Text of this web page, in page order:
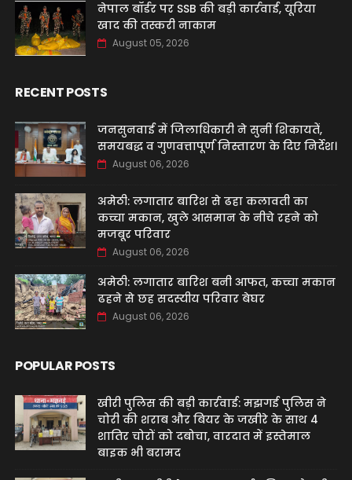
नेपाल बॉर्डर पर SSB की बड़ी कार्रवाई, यूरिया
खाद की तस्करी नाकाम
August 05, 2026
RECENT POSTS
जनसुनवाई में जिलाधिकारी ने सुनीं शिकायतें,
समयबद्ध व गुणवत्तापूर्ण निस्तारण के दिए निर्देश।
August 06, 2026
अमेठी: लगातार बारिश से ढहा कलावती का
कच्चा मकान, खुले आसमान के नीचे रहने को
मजबूर परिवार
August 06, 2026
अमेठी: लगातार बारिश बनी आफत, कच्चा मकान
ढहने से छह सदस्यीय परिवार बेघर
August 06, 2026
POPULAR POSTS
खीरी पुलिस की बड़ी कार्रवाई: मझगई पुलिस ने
चोरी की शराब और बियर के जखीरे के साथ 4
शातिर चोरों को दबोचा, वारदात में इस्तेमाल
बाइक भी बरामद